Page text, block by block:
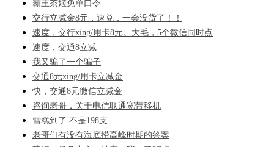
霸王茶姬免单口令
交行立减金8元，速兑，一会没货了！！
速度，交行xing/用卡8元。大毛，5个微信同时点
速度，交通8立减
我又骗了一个骗子
交通8元xing/用卡立减金
快，交通8元微信立减金
咨询老哥，关于电信联通宽带移机
雪糕到了 不是198支
老哥们有没有海底捞高峰时期的答案